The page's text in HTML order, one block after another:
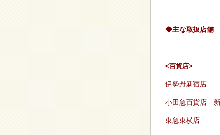
◆主な取扱店舗
<百貨店>
伊勢丹新宿店
小田急百貨店
東急東横店